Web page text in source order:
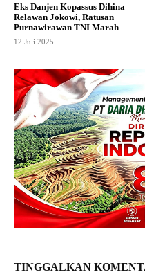
Eks Danjen Kopassus Dihina
Relawan Jokowi, Ratusan
Purnawirawan TNI Marah
12 Juli 2025
TINGGALKAN